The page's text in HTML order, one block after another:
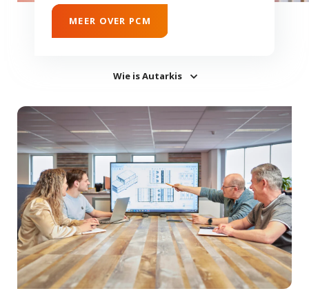
MEER OVER PCM
Wie is Autarkis